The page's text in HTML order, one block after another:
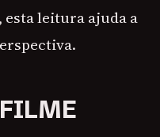
leitura ajuda a